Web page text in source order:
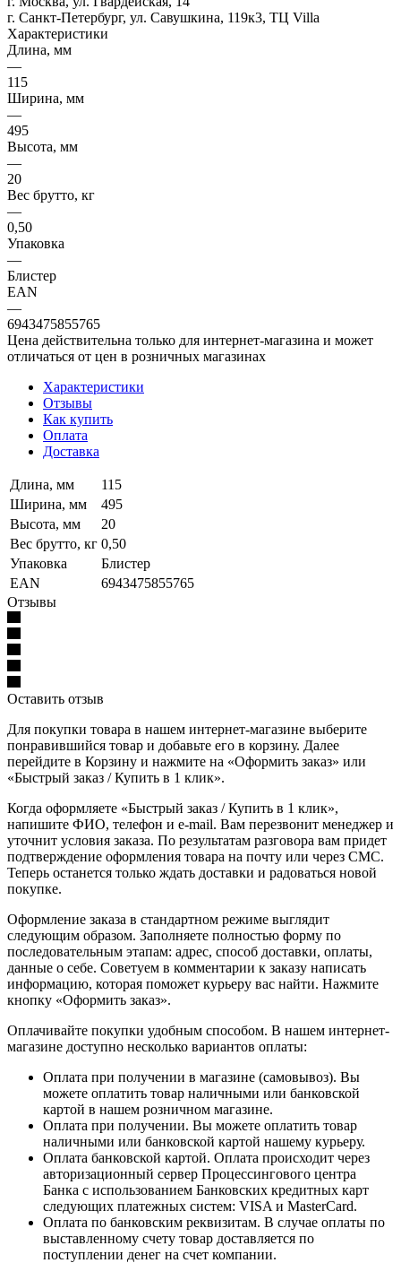
г. Санкт-Петербург, ул. Савушкина, 119к3, ТЦ Villa
Характеристики
Длина, мм
—
115
Ширина, мм
—
495
Высота, мм
—
20
Вес брутто, кг
—
0,50
Упаковка
—
Блистер
EAN
—
6943475855765
Цена действительна только для интернет-магазина и может
отличаться от цен в розничных магазинах
Характеристики
Отзывы
Как купить
Оплата
Доставка
Длина, мм
115
Ширина, мм
495
Высота, мм
20
Вес брутто, кг 0,50
Упаковка
Блистер
EAN
6943475855765
Отзывы
Оставить отзыв
Для покупки товара в нашем интернет-магазине выберите
понравившийся товар и добавьте его в корзину. Далее
перейдите в Корзину и нажмите на «Оформить заказ» или
«Быстрый заказ / Купить в 1 клик».
Когда оформляете «Быстрый заказ / Купить в 1 клик»,
напишите ФИО, телефон и e-mail. Вам перезвонит менеджер и
уточнит условия заказа. По результатам разговора вам придет
подтверждение оформления товара на почту или через СМС.
Теперь останется только ждать доставки и радоваться новой
покупке.
Оформление заказа в стандартном режиме выглядит
следующим образом. Заполняете полностью форму по
последовательным этапам: адрес, способ доставки, оплаты,
данные о себе. Советуем в комментарии к заказу написать
информацию, которая поможет курьеру вас найти. Нажмите
кнопку «Оформить заказ».
Оплачивайте покупки удобным способом. В нашем интернет-
магазине доступно несколько вариантов оплаты:
Оплата при получении в магазине (самовывоз). Вы
можете оплатить товар наличными или банковской
картой в нашем розничном магазине.
Оплата при получении. Вы можете оплатить товар
наличными или банковской картой нашему курьеру.
Оплата банковской картой. Оплата происходит через
авторизационный сервер Процессингового центра
Банка с использованием Банковских кредитных карт
следующих платежных систем: VISA и MasterCard.
Оплата по банковским реквизитам. В случае оплаты по
выставленному счету товар доставляется по
поступлении денег на счет компании.